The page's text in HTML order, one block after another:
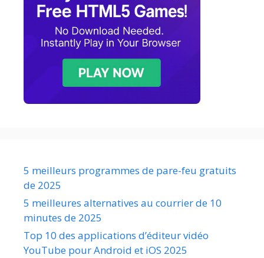
5 meilleurs programmes de pare-feu gratuits
de 2025
5 meilleures alternatives au courrier de 10
minutes de 2025
Top 10 des applications d’éditeur vidéo
YouTube pour Android et iOS 2025